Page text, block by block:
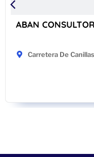
ABAN
Carretera De